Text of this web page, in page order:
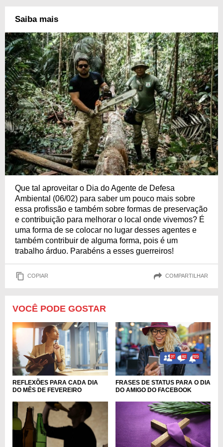
Saiba mais
Que tal aproveitar o Dia do Agente de Defesa
Ambiental (06/02) para saber um pouco mais sobre
essa profissão e também sobre formas de preservação
e contribuição para melhorar o local onde vivemos? É
uma forma de se colocar no lugar desses agentes e
também contribuir de alguma forma, pois é um
trabalho árduo. Parabéns a esses guerreiros!
COPIAR COMPARTILHAR
VOCÊ PODE GOSTAR
REFLEXÕES PARA CADA DIA
DO MÊS DE FEVEREIRO
FRASES DE STATUS PARA O DIA
DO AMIGO DO FACEBOOK